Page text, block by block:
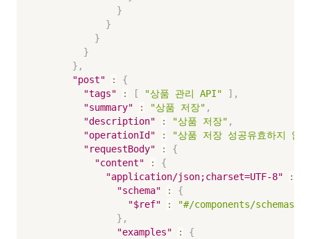
}
}
}
}
} ,
"post"
:
{
"tags"
: [ "상품 관리 API" ] ,
"summary"
: "상품 저장" ,
"description"
: "상품 저장" ,
"operationId"
:
"상품 저장 성공유효하지 않
"requestBody"
:
{
"content"
:
{
"application/json;charset=UTF-8"
:
"schema"
:
{
"$ref"
:
"#/components/schemas/
} ,
"examples"
:
{